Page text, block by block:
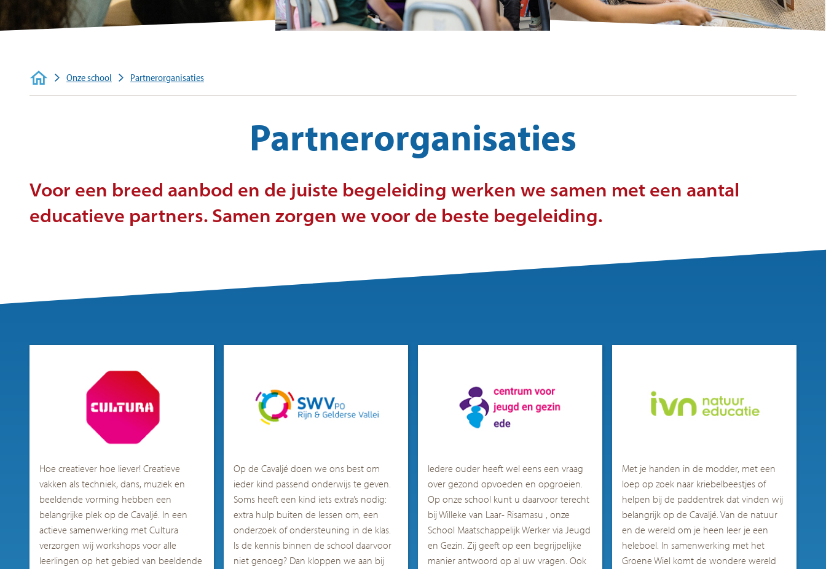
Methoden
Ik heb een klacht. Wat nu?
Onze school Partnerorganisaties
Partnerorganisaties
Voor een breed aanbod en de juiste begeleiding werken we samen met een aantal
educatieve partners. Samen zorgen we voor de beste begeleiding.
Hoe creatiever hoe liever! Creatieve
vakken als techniek, dans, muziek en
beeldende vorming hebben een
belangrijke plek op de Cavaljé. In een
actieve samenwerking met Cultura
verzorgen wij workshops voor alle
leerlingen op het gebied van beeldende
Op de Cavaljé doen we ons best om
ieder kind passend onderwijs te geven.
Soms heeft een kind iets extra’s nodig:
extra hulp buiten de lessen om, een
onderzoek of ondersteuning in de klas.
Is de kennis binnen de school daarvoor
niet genoeg? Dan kloppen we aan bij
Iedere ouder heeft wel eens een vraag
over gezond opvoeden en opgroeien.
Op onze school kunt u daarvoor terecht
bijWilleke van Laar- Risamasu , onze
School Maatschappelijk Werker via Jeugd
en Gezin. Zij geeft op een begrijpelijke
manier antwoord op al uw vragen. Ook
Met je handen in de modder, met een
loep op zoek naar kriebelbeestjes of
helpen bij de paddentrek dat vinden wij
belangrijk op de Cavaljé. Van de natuur
en de wereld om je heen leer je een
heleboel. In samenwerking met het
Groene Wiel komt de wondere wereld